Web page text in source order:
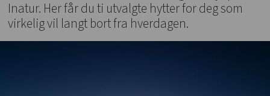
Inatur. Her får du ti utvalgte hytter for deg som
virkelig vil langt bort fra hverdagen.